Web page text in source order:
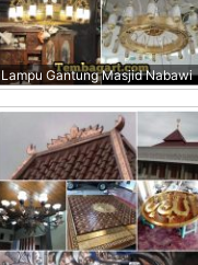
Lampu Gantung Masjid Nabawi